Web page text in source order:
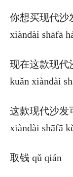
你想买现代沙
xiàndài shāfā
现在这款现代
kuǎn xiàndài
这款现代沙发
xiàndài shāfā
取钱 qǔ qián